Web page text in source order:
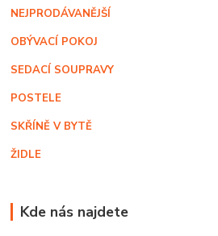
NEJPRODÁVANĚJŠÍ
OBÝVACÍ POKOJ
SEDACÍ SOUPRAVY
POSTELE
SKŘÍNĚ V BYTĚ
ŽIDLE
Kde nás najdete